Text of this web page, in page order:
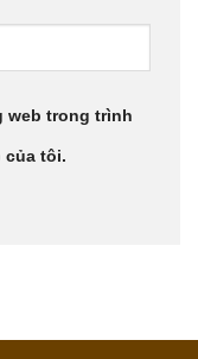
web trong trình
của tôi.